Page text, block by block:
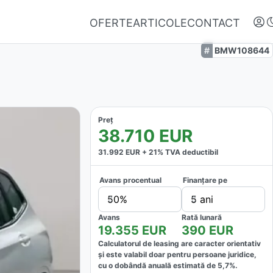
OFERTEARTICOLECONTACT
Autentifică-te
Nu ai oferte favorite
BMW108644
Preț
38.710 EUR
31.992 EUR + 21% TVA deductibil
Avans procentual
50%
Finanțare pe
5 ani
Avans
19.355 EUR
Rată lunară
390 EUR
Calculatorul de leasing are caracter orientativ
și este valabil doar pentru persoane juridice,
cu o dobândă anuală estimată de 5,7%.